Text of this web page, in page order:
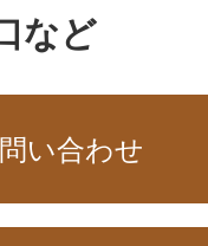
など
い合わせ